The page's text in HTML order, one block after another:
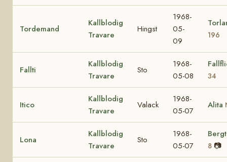
Tordemand
Kallblodig
Travare
Hingst
1968-
05-
09
196
Fallti
Kallblodig
Travare
Sto
1968-
05-08
34
Itico
Kallblodig
Travare
Valack
1968-
05-07
Alita
Lona
Kallblodig
Travare
Sto
1968-
05-07
8 📷